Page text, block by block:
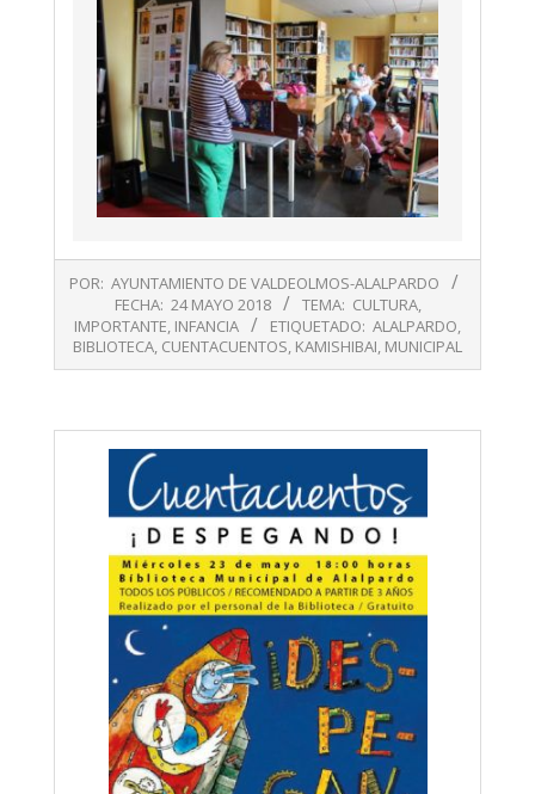
05-
POR: AYUNTAMIENTO DE VALDEOLMOS-ALALPARDO
FECHA: 24 MAYO 2018 TEMA: CULTURA,
IMPORTANTE, INFANCIA ETIQUETADO: ALALPARDO,
BIBLIOTECA, CUENTACUENTOS, KAMISHIBAI, MUNICIPAL